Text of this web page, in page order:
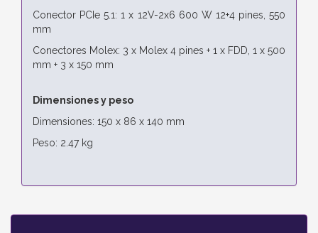
Conector PCIe 5.1: 1 x 12V-2x6 600 W 12+4 pines, 550
mm
Conectores Molex: 3 x Molex 4 pines + 1 x FDD, 1 x 500
mm + 3 x 150 mm
Dimensiones y peso
Dimensiones: 150 x 86 x 140 mm
Peso: 2.47 kg